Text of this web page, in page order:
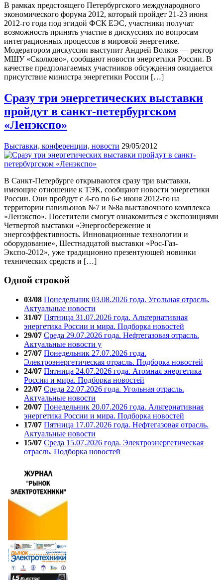
В рамках предстоящего Петербургского международного
экономического форума 2012, который пройдет 21-23 июня
2012-го года под эгидой ФСК ЕЭС, участники получат
возможность принять участие в дискуссиях по вопросам
интеграционных процессов в мировой энергетике.
Модератором дискуссии выступит Андрей Волков — ректор
МШУ «Сколково», сообщают новости энергетики России. В
качестве предполагаемых участников обсуждения ожидается
присутствие министра энергетики России […]
Сразу три энергетических выставки
пройдут в санкт-петербургском
«Ленэкспо»
Выставки, конференции, новости 29/05/2012
В Санкт-Петербурге открываются сразу три выставки,
имеющие отношение к ТЭК, сообщают новости энергетики
России. Они пройдут с 4-го по 6-е июня 2012-го на
территории павильонов №7 и №8а выставочного комплекса
«Ленэкспо». Посетители смогут ознакомиться с экспозициями
Четвертой выставки «Энергосбережение и
энергоэффективность. Инновационные технологии и
оборудование», Шестнадцатой выставки «Рос-Газ-
Экспо-2012», уже традиционно презентующей новинки
технических средств и […]
Одной строкой
03/08 Понедельник 03.08.2026 года. Угольная отрасль.
Актуальные новости
31/07 Пятница 31.07.2026 года. Альтернативная
энергетика России и мира. Подборка новостей
29/07 Среда 29.07.2026 года. Нефтегазовая отрасль.
Актуальные новости у
27/07 Понедельник 27.07.2026 года.
Электроэнергетическая отрасль. Подборка новостей
24/07 Пятница 24.07.2026 года. Атомная энергетика
России и мира. Подборка новостей
22/07 Среда 22.07.2026 года. Угольная отрасль.
Актуальные новости
20/07 Понедельник 20.07.2026 года. Альтернативная
энергетика России и мира. Подборка новостей
17/07 Пятница 17.07.2026 года. Нефтегазовая отрасль.
Актуальные новости
15/07 Среда 15.07.2026 года. Электроэнергетическая
отрасль. Подборка новостей